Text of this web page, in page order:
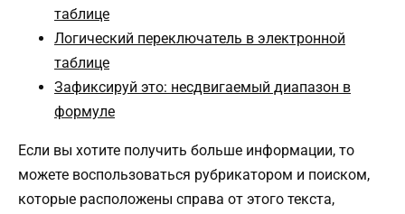
таблице
Логический переключатель в электронной
таблице
Зафиксируй это: несдвигаемый диапазон в
формуле
Если вы хотите получить больше информации, то
можете воспользоваться рубрикатором и поиском,
которые расположены справа от этого текста,